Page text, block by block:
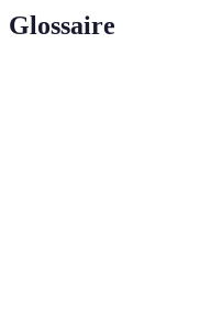
Glossaire